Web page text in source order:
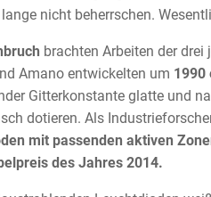
nicht beherrschen.
brachten Arbeiten der drei
Amano entwickelten um 1990
Gitterkonstante glatte und
dotieren. Als
mit passenden aktiven
des Jahres 2014.